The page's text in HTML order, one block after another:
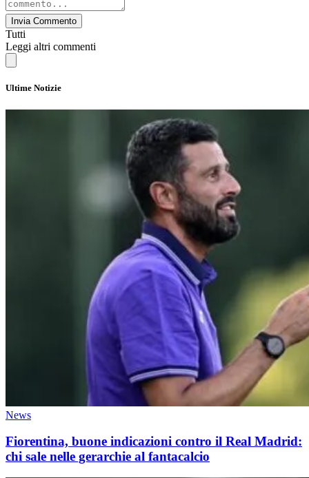
Invia Commento
Tutti
Leggi altri commenti
Ultime Notizie
News
Fiorentina, buone indicazioni contro il Real Madrid:
chi sale nelle gerarchie al fantacalcio